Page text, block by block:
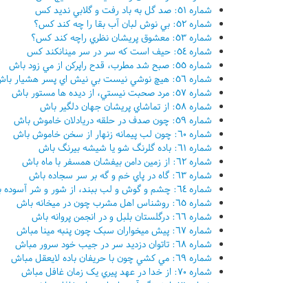
شماره ٥١: صد گل به باد رفت و گلابي نديد کس
شماره ٥٢: بي نوش لبان آب بقا را چه کند کس؟
شماره ٥٣: معشوق پريشان نظري راچه کند کس؟
شماره ٥٤: حيف است که سر در سر مينانکند کس
شماره ٥٥: صبح شد مطرب، قدح راپرکن از مي زود باش
شماره ٥٦: هيچ نوشي نيست بي نيش اي پسر هشيار باش
شماره ٥٧: مرد صحبت نيستي، از ديده ها مستور باش
شماره ٥٨: از تماشاي پريشان جهان دلگير باش
شماره ٥٩: چون صدف در حلقه دريادلان خاموش باش
شماره ٦٠: چون لب پيمانه زنهار از سخن خاموش باش
شماره ٦١: باده گلرنگ شو يا شيشه بيرنگ باش
شماره ٦٢: از زمين دامن بيفشان همسفر با ماه باش
شماره ٦٣: گاه در پاي خم و گه بر سر سجاده باش
شماره ٦٤: چشم و گوش و لب ببند، از شور و شر آسوده باش
شماره ٦٥: روشناس اهل مشرب چون در ميخانه باش
شماره ٦٦: درگلستان بلبل و در انجمن پروانه باش
شماره ٦٧: پيش ميخواران سبک چون پنبه مينا مباش
شماره ٦٨: تاتوان دزديد سر در جيب خود سرور مباش
شماره ٦٩: مي کشي چون با حريفان باده لايعقل مباش
شماره ٧٠: از خدا در عهد پيري يک زمان غافل مباش